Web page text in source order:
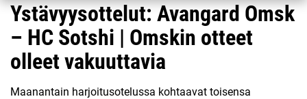
Ystävyysottelut: Avangard Omsk
– HC Sotshi | Omskin otteet
olleet vakuuttavia
Maanantain harjoitusotelussa kohtaavat toisensa